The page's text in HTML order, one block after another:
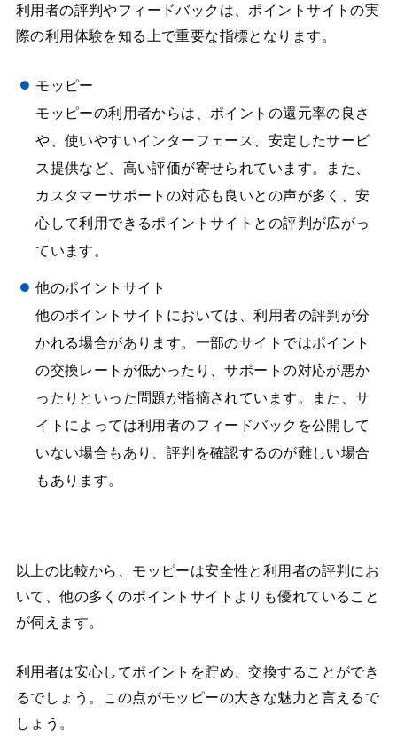
利用者の評判やフィードバックは、ポイントサイトの実
際の利用体験を知る上で重要な指標となります。
モッピー
モッピーの利用者からは、ポイントの還元率の良さ
や、使いやすいインターフェース、安定したサービ
ス提供など、高い評価が寄せられています。また、
カスタマーサポートの対応も良いとの声が多く、安
心して利用できるポイントサイトとの評判が広がっ
ています。
他のポイントサイト
他のポイントサイトにおいては、利用者の評判が分
かれる場合があります。一部のサイトではポイント
の交換レートが低かったり、サポートの対応が悪か
ったりといった問題が指摘されています。また、サ
イトによっては利用者のフィードバックを公開して
いない場合もあり、評判を確認するのが難しい場合
もあります。
以上の比較から、モッピーは安全性と利用者の評判にお
いて、他の多くのポイントサイトよりも優れていること
が伺えます。
利用者は安心してポイントを貯め、交換することができ
るでしょう。この点がモッピーの大きな魅力と言えるで
しょう。